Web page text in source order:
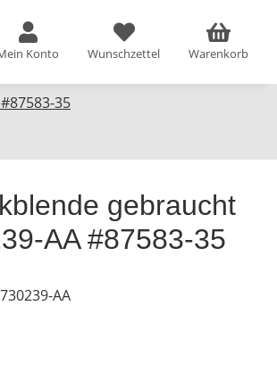
Konto Wunschzettel Warenkorb
35
gebraucht
AA #87583-35
AA